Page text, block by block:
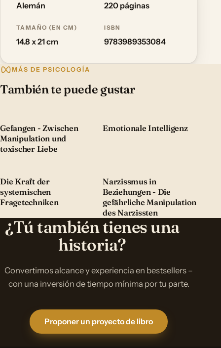
Alemán 220 páginas
TAMAÑO (EN CM)
14.8 x 21 cm
ISBN
9783989353084
MÁS DE PSICOLOGÍA
También te puede gustar
Gefangen - Zwischen
Manipulation und
toxischer Liebe
Emotionale Intelligenz
Die Kraft der
systemischen
Fragetechniken
Narzissmus in
Beziehungen - Die
gefährliche Manipulation
des Narzissten
¿Tú también tienes una
historia?
Convertimos alcance y experiencia en bestsellers –
con una inversión de tiempo mínima por tu parte.
Proponer un proyecto de libro